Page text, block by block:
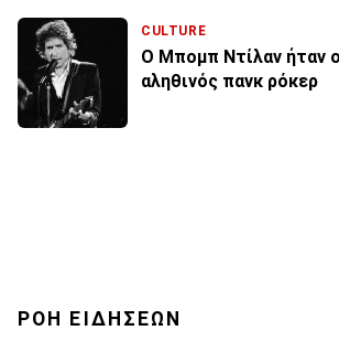
CULTURE
Ο Μπομπ Ντίλαν ήταν
αληθινός πανκ ρόκερ
ΡΟΗ ΕΙΔΗΣΕΩΝ